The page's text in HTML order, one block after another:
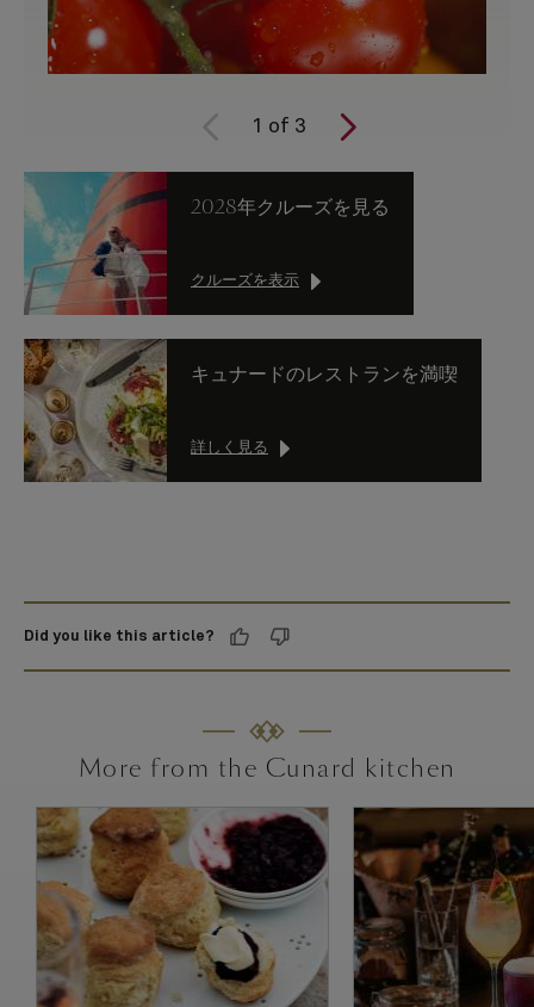
1 of 3
2028年クルーズを見る
クルーズを表示
キュナードのレストランを満喫
詳しく見る
Did you like this article?
More from the Cunard kitchen